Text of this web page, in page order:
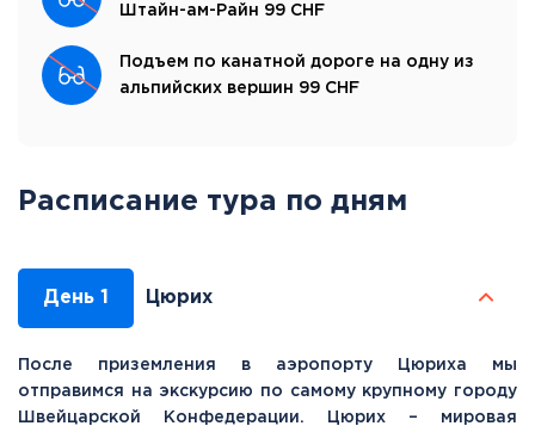
Штайн-ам-Райн 99 CHF
Подъем по канатной дороге на одну из
альпийских вершин 99 CHF
Расписание тура по дням
День 1 Цюрих
После приземления в аэропорту Цюриха мы
отправимся на экскурсию по самому крупному городу
Швейцарской Конфедерации. Цюрих – мировая